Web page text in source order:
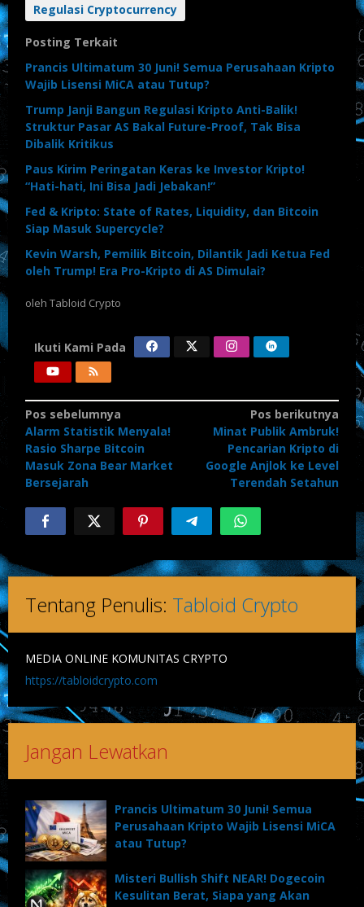
Regulasi Cryptocurrency
Posting Terkait
Prancis Ultimatum 30 Juni! Semua Perusahaan Kripto
Wajib Lisensi MiCA atau Tutup?
Trump Janji Bangun Regulasi Kripto Anti-Balik!
Struktur Pasar AS Bakal Future-Proof, Tak Bisa
Dibalik Kritikus
Paus Kirim Peringatan Keras ke Investor Kripto!
“Hati-hati, Ini Bisa Jadi Jebakan!”
Fed & Kripto: State of Rates, Liquidity, dan Bitcoin
Siap Masuk Supercycle?
Kevin Warsh, Pemilik Bitcoin, Dilantik Jadi Ketua Fed
oleh Trump! Era Pro-Kripto di AS Dimulai?
oleh Tabloid Crypto
Ikuti Kami Pada
Navigasi
pos
Pos sebelumnya
Alarm Statistik Menyala!
Rasio Sharpe Bitcoin
Masuk Zona Bear Market
Bersejarah
Pos berikutnya
Minat Publik Ambruk!
Pencarian Kripto di
Google Anjlok ke Level
Terendah Setahun
Tentang Penulis: Tabloid Crypto
MEDIA ONLINE KOMUNITAS CRYPTO
https://tabloidcrypto.com
Jangan Lewatkan
Prancis Ultimatum 30 Juni! Semua
Perusahaan Kripto Wajib Lisensi MiCA
atau Tutup?
Misteri Bullish Shift NEAR! Dogecoin
Kesulitan Berat, Siapa yang Akan